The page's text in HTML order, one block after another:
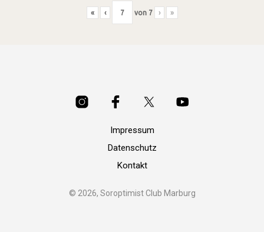
« ‹ von 7 › »
Impressum
Datenschutz
Kontakt
© 2026, Soroptimist Club Marburg